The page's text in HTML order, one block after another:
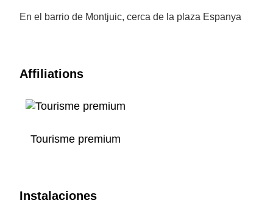
En el barrio de Montjuic, cerca de la plaza Espanya
Affiliations
Tourisme premium
Instalaciones